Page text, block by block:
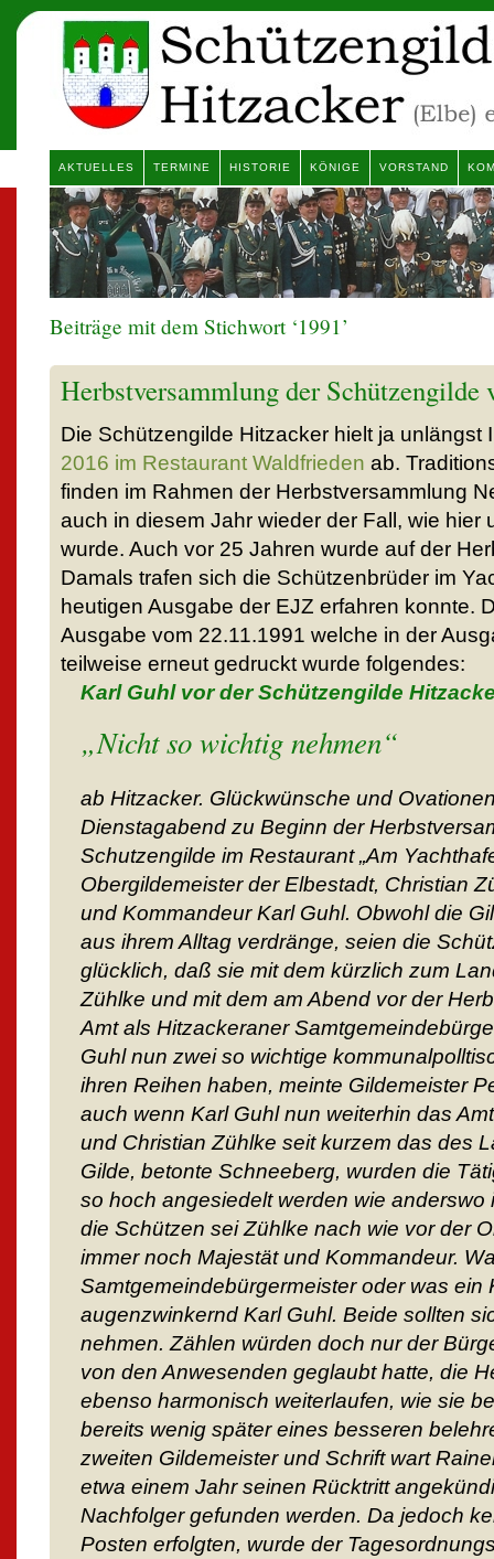
AKTUELLES TERMINE HISTORIE KÖNIGE VORSTAND
Beiträge mit dem Stichwort ‘1991’
Herbstversammlung der Schützengilde
Die Schützengilde Hitzacker hielt ja unlängst
2016 im Restaurant Waldfrieden ab.
finden im Rahmen der Herbstversammlung
auch in diesem Jahr wieder der Fall, wie hier
wurde. Auch vor 25 Jahren wurde auf der
Damals trafen sich die Schützenbrüder im
heutigen Ausgabe der EJZ erfahren konnte.
Ausgabe vom 22.11.1991 welche in der
teilweise erneut gedruckt wurde folgendes:
Karl Guhl vor der Schützengilde
„Nicht so wichtig nehmen“
ab Hitzacker. Glückwünsche und
Dienstagabend zu Beginn der
Schutzengilde im Restaurant „Am
Obergildemeister der Elbestadt, Christian
und Kommandeur Karl Guhl. Obwohl die
aus ihrem Alltag verdränge, seien die
glücklich, daß sie mit dem kürzlich zum
Zühlke und mit dem am Abend vor der
Amt als Hitzackeraner
Guhl nun zwei so wichtige
ihren Reihen haben, meinte Gildemeister
auch wenn Karl Guhl nun weiterhin das
und Christian Zühlke seit kurzem das des
Gilde, betonte Schneeberg, wurden die
so hoch angesiedelt werden wie anderswo
die Schützen sei Zühlke nach wie vor der
immer noch Majestät und Kommandeur.
Samtgemeindebürgermeister oder was ein
augenzwinkernd Karl Guhl. Beide sollten
nehmen. Zählen würden doch nur der
von den Anwesenden geglaubt hatte, die
ebenso harmonisch weiterlaufen, wie sie
bereits wenig später eines besseren
zweiten Gildemeister und Schrift wart
etwa einem Jahr seinen Rücktritt
Nachfolger gefunden werden. Da jedoch
Posten erfolgten, wurde der